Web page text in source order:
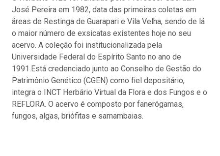
José Pereira em 1982, data das primeiras coletas em
áreas de Restinga de Guarapari e Vila Velha, sendo de lá
o maior número de exsicatas existentes hoje no seu
acervo. A coleção foi institucionalizada pela
Universidade Federal do Espírito Santo no ano de
1991.Está credenciado junto ao Conselho de Gestão do
Patrimônio Genético (CGEN) como fiel depositário,
integra o INCT Herbário Virtual da Flora e dos Fungos e o
REFLORA. O acervo é composto por fanerógamas,
fungos, algas, briófitas e samambaias.